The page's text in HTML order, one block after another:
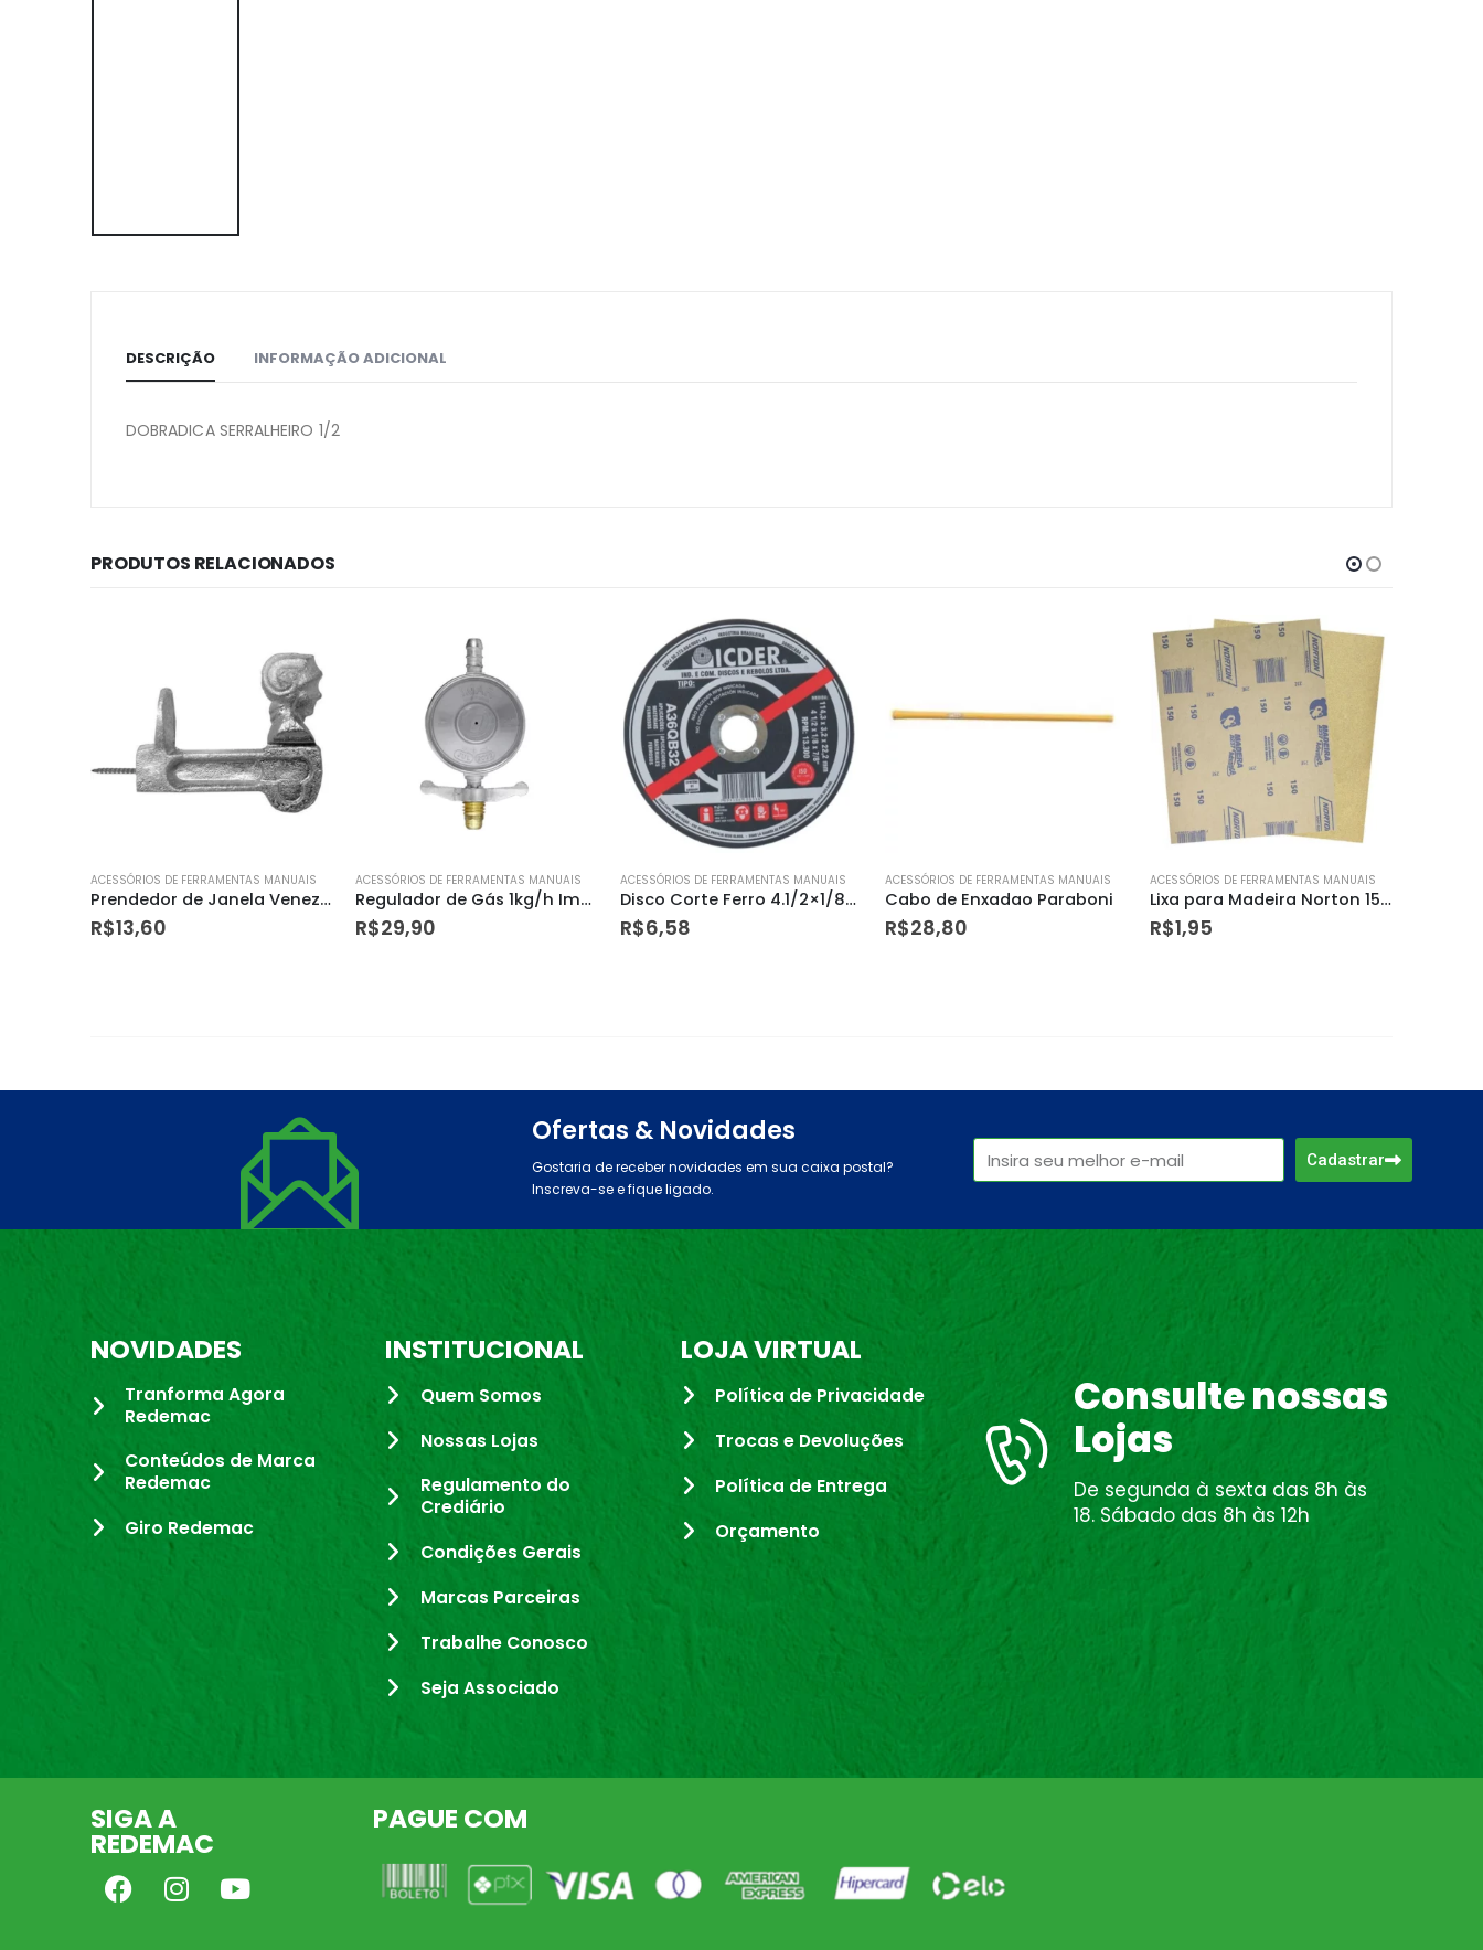
DESCRIÇÃO INFORMAÇÃO ADICIONAL
DOBRADICA SERRALHEIRO 1/2
PRODUTOS RELACIONADOS
ACESSÓRIOS DE FERRAMENTAS MANUAIS
Regulador de Gás 1kg/h Imar Sem Mangueira
R$29,90
ACESSÓRIOS DE FERRAMENTAS MANUAIS
Disco Corte Ferro 4.1/2×1/8×7/8″ 2 Telas – Icder
R$6,58
ACESSÓRIOS DE FERRAMENTAS MANUAIS
Cabo de Enxadao Paraboni
R$28,80
ACESSÓRIOS DE FERRAMENTAS MANUAIS
R$1,95
ACESSÓRIOS DE FERRAMENTAS MANUAIS
Cantoneira Leve Branca ( Th5327 White ) 10×12 Dtools
R$9,07
Ofertas & Novidades
Gostaria de receber novidades em sua caixa postal?
Inscreva-se e fique ligado.
Cadastrar
NOVIDADES
Tranforma Agora
Redemac
Conteúdos de Marca
Redemac
Giro Redemac
INSTITUCIONAL
Quem Somos
Nossas Lojas
Regulamento do
Crediário
Condições Gerais
Marcas Parceiras
Trabalhe Conosco
Seja Associado
LOJA VIRTUAL
Política de Privacidade
Trocas e Devoluções
Política de Entrega
Orçamento
Consulte nossas
Lojas
De segunda à sexta das 8h às
18. Sábado das 8h às 12h
SIGA A
REDEMAC
PAGUE COM